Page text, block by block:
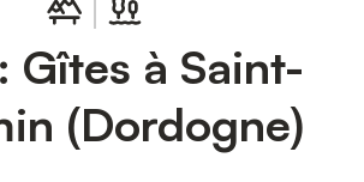
Gîtes à Saint-
(Dordogne)